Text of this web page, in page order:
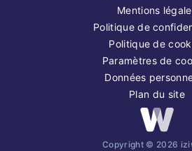
Mentions
Politique de
Politique de
Paramètres de
Données
Plan du site
Copyright © 2026